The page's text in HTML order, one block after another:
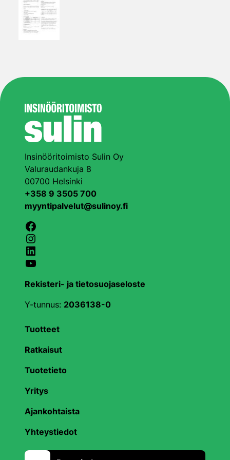
Insinööritoimisto Sulin Oy
Valuraudankuja 8
00700 Helsinki
+358 9 3505 700
myyntipalvelut@sulinoy.fi
Facebook
Instagram
LinkedIn
YouTube
Rekisteri- ja tietosuojaseloste
Y-tunnus: 2036138-0
Tuotteet
Ratkaisut
Tuotetieto
Yritys
Ajankohtaista
Yhteystiedot